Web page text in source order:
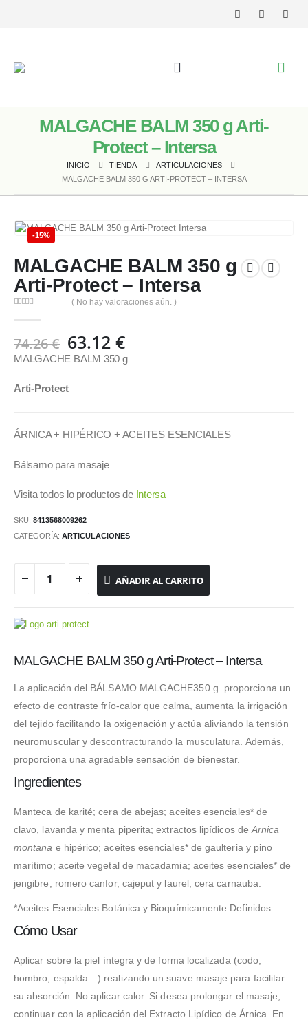
MALGACHE BALM 350 g Arti-
Protect – Intersa
INICIO TIENDA
ARTICULACIONES
MALGACHE BALM 350 G ARTI-PROTECT – INTERSA
-15%
MALGACHE BALM 350 g
Arti-Protect – Intersa
( No hay valoraciones aún. )
74.26€ El
precio
era:
63.12€
precio
MALGACHE BALM 350 g
Arti-Protect
ÁRNICA + HIPÉRICO + ACEITES ESENCIALES
Bálsamo para masaje
Visita todos lo productos de Intersa
SKU: 8413568009262
CATEGORÍA: ARTICULACIONES
AÑADIR AL CARRITO
MALGACHE BALM 350 g Arti-Protect – Intersa
La aplicación del BÁLSAMO MALGACHE350 g proporciona un
efecto de contraste frío-calor que calma, aumenta la irrigación
del tejido facilitando la oxigenación y actúa aliviando la tensión
neuromuscular y descontracturando la musculatura. Además,
proporciona una agradable sensación de bienestar.
Ingredientes
Manteca de karité; cera de abejas; aceites esenciales* de
clavo, lavanda y menta piperita; extractos lipídicos de Arnica
montana e hipérico; aceites esenciales* de gaulteria y pino
marítimo; aceite vegetal de macadamia; aceites esenciales* de
jengibre, romero canfor, cajeput y laurel; cera carnauba.
*Aceites Esenciales Botánica y Bioquímicamente Definidos.
Cómo Usar
Aplicar sobre la piel íntegra y de forma localizada (codo,
hombro, espalda…) realizando un suave masaje para facilitar
su absorción. No aplicar calor. Si desea prolongar el masaje,
continuar con la aplicación del Extracto Lipídico de Árnica. En